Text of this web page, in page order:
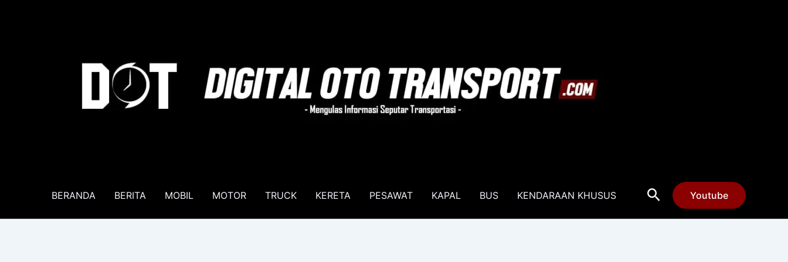
BERANDA BERITA MOBIL MOTOR TRUCK KERETA PESAWAT KAPAL BUS KENDARAAN KHUSUS Cari Youtube